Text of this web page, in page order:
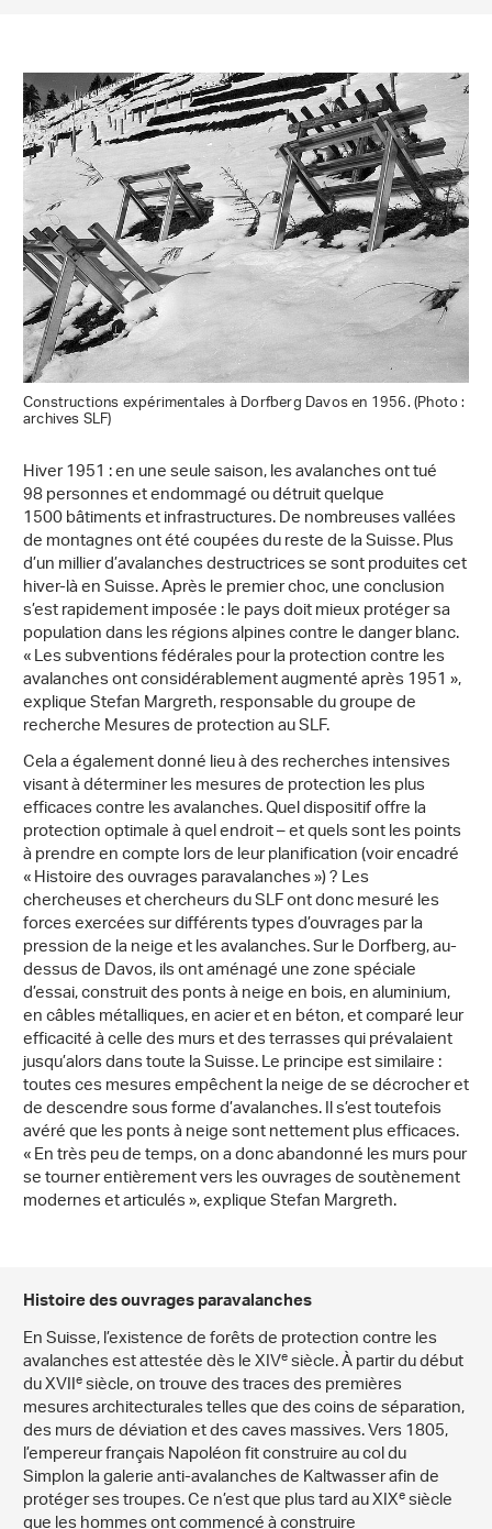
Constructions expérimentales à Dorfberg Davos en 1956. (Photo :
archives SLF)
Hiver 1951 : en une seule saison, les avalanches ont tué
98 personnes et endommagé ou détruit quelque
1500 bâtiments et infrastructures. De nombreuses vallées
de montagnes ont été coupées du reste de la Suisse. Plus
d’un millier d’avalanches destructrices se sont produites cet
hiver-là en Suisse. Après le premier choc, une conclusion
s’est rapidement imposée : le pays doit mieux protéger sa
population dans les régions alpines contre le danger blanc.
« Les subventions fédérales pour la protection contre les
avalanches ont considérablement augmenté après 1951 »,
explique Stefan Margreth, responsable du groupe de
recherche Mesures de protection au SLF.
Cela a également donné lieu à des recherches intensives
visant à déterminer les mesures de protection les plus
efficaces contre les avalanches. Quel dispositif offre la
protection optimale à quel endroit – et quels sont les points
à prendre en compte lors de leur planification (voir encadré
« Histoire des ouvrages paravalanches ») ? Les
chercheuses et chercheurs du SLF ont donc mesuré les
forces exercées sur différents types d’ouvrages par la
pression de la neige et les avalanches. Sur le Dorfberg, au-
dessus de Davos, ils ont aménagé une zone spéciale
d’essai, construit des ponts à neige en bois, en aluminium,
en câbles métalliques, en acier et en béton, et comparé leur
efficacité à celle des murs et des terrasses qui prévalaient
jusqu’alors dans toute la Suisse. Le principe est similaire :
toutes ces mesures empêchent la neige de se décrocher et
de descendre sous forme d’avalanches. Il s’est toutefois
avéré que les ponts à neige sont nettement plus efficaces.
« En très peu de temps, on a donc abandonné les murs pour
se tourner entièrement vers les ouvrages de soutènement
modernes et articulés », explique Stefan Margreth.
Histoire des ouvrages paravalanches
En Suisse, l’existence de forêts de protection contre les
avalanches est attestée dès le XIVesiècle. À partir du début
du XVIIesiècle, on trouve des traces des premières
mesures architecturales telles que des coins de séparation,
des murs de déviation et des caves massives. Vers 1805,
l’empereur français Napoléon fit construire au col du
Simplon la galerie anti-avalanches de Kaltwasser afin de
protéger ses troupes. Ce n’est que plus tard au XIXesiècle